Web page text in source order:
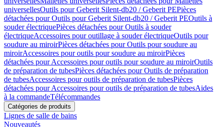
universellesOutils pour Geberit Silent-db20 / Geberit PEPièces
détachées pour Outils pour Geberit Silent-db20 / Geberit PEOutils à
souder électriquePièces détachées pour Outils à souder
électriqueAccessoires pour outillage à souder électriqueOutils pour
soudure au miroirPièces détachées pour Outils pour soudure au
miroirAccessoires pour outils pour soudure au miroirPièces
détachées pour Accessoires pour outils pour soudure au miroirOutils
de préparation de tubesPièces détachées pour Outils de préparation
de tubesAccessoires pour outils de préparation de tubesPièces
détachées pour Accessoires pour outils de préparation de tubesAides
à la commandeTélécommandes
Catégories de produits
Lignes de salle de bains
Nouveautés